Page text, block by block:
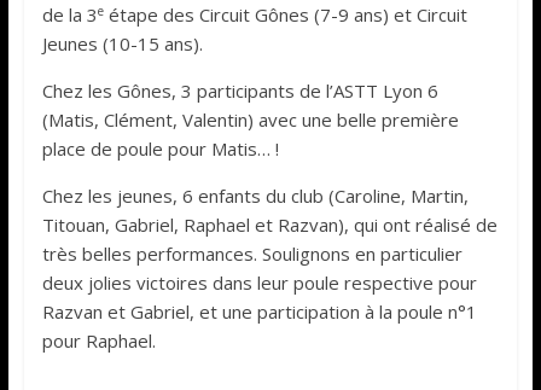
de la 3eétape des Circuit Gônes (7-9 ans) et Circuit
Jeunes (10-15 ans).
Chez les Gônes, 3 participants de l’ASTT Lyon 6
(Matis, Clément, Valentin) avec une belle première
place de poule pour Matis… !
Chez les jeunes, 6 enfants du club (Caroline, Martin,
Titouan, Gabriel, Raphael et Razvan), qui ont réalisé de
très belles performances. Soulignons en particulier
deux jolies victoires dans leur poule respective pour
Razvan et Gabriel, et une participation à la poule n°1
pour Raphael.